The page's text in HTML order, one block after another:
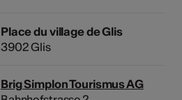
Place du village de Glis
3902 Glis
Brig Simplon Tourismus AG